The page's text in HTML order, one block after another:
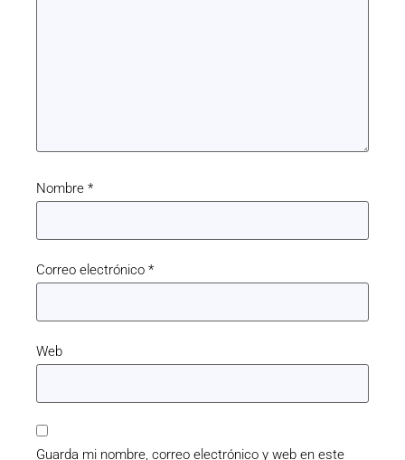
Nombre *
Correo electrónico *
Web
Guarda mi nombre, correo electrónico y web en este